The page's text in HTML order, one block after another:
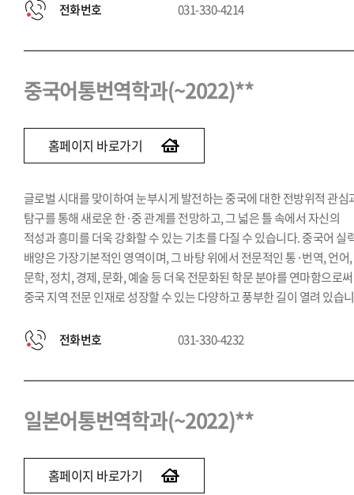
전화번호 031-330-4214
중국어통번역학과(~2022)**
홈페이지 바로가기
글로벌 시대를 맞이하여 눈부시게 발전하는 중국에 대한 전방위적 관심
탐구를 통해 새로운 한·중 관계를 전망하고, 그 넓은 틀 속에서 자신의
적성과 흥미를 더욱 강화할 수 있는 기초를 다질 수 있습니다. 중국어 실
배양은 가장기본적인 영역이며, 그 바탕 위에서 전문적인 통·번역, 언어,
문학, 정치, 경제, 문화, 예술 등 더욱 전문화된 학문 분야를 연마함으로써
중국 지역 전문 인재로 성장할 수 있는 다양하고 풍부한 길이 열려 있습
전화번호 031-330-4232
일본어통번역학과(~2022)**
홈페이지 바로가기